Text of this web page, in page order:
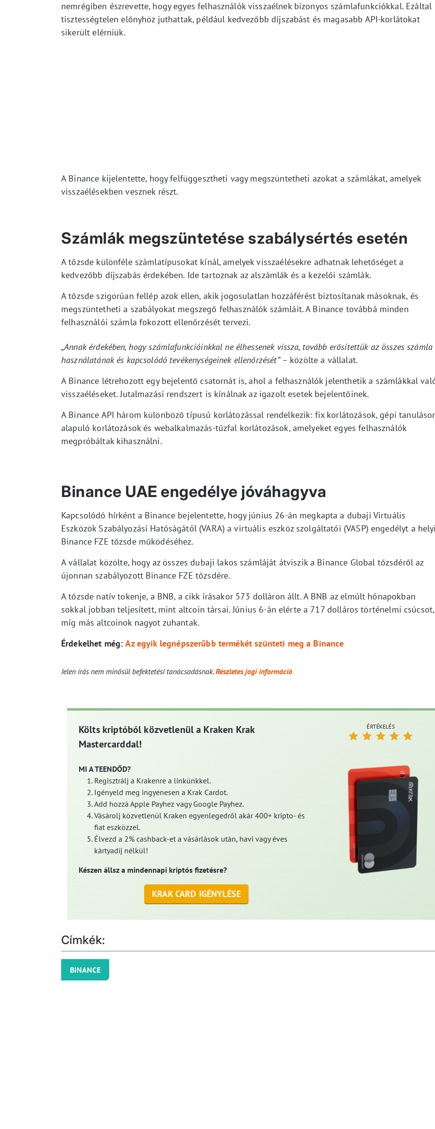
nemrégiben észrevette, hogy egyes felhasználók visszaélnek bizonyos számlafunkciókkal. Ezáltal
tisztességtelen előnyhöz juthattak, például kedvezőbb díjszabást és magasabb API-korlátokat
sikerült elérniük.
A Binance kijelentette, hogy felfüggesztheti vagy megszüntetheti azokat a számlákat, amelyek
visszaélésekben vesznek részt.
Számlák megszüntetése szabálysértés esetén
A tőzsde különféle számlatípusokat kínál, amelyek visszaélésekre adhatnak lehetőséget a
kedvezőbb díjszabás érdekében. Ide tartoznak az alszámlák és a kezelői számlák.
A tőzsde szigorúan fellép azok ellen, akik jogosulatlan hozzáférést biztosítanak másoknak, és
megszüntetheti a szabályokat megszegő felhasználók számláit. A Binance továbbá minden
felhasználói számla fokozott ellenőrzését tervezi.
„Annak érdekében, hogy számlafunkcióinkkal ne élhessenek vissza, tovább erősítettük az összes számla
használatának és kapcsolódó tevékenységeinek ellenőrzését”– közölte a vállalat.
A Binance létrehozott egy bejelentő csatornát is, ahol a felhasználók jelenthetik a számlákkal
visszaéléseket. Jutalmazási rendszert is kínálnak az igazolt esetek bejelentőinek.
A Binance API három különböző típusú korlátozással rendelkezik: fix korlátozások, gépi
alapuló korlátozások és webalkalmazás-tűzfal korlátozások, amelyeket egyes felhasználók
megpróbáltak kihasználni.
Binance UAE engedélye jóváhagyva
Kapcsolódó hírként a Binance bejelentette, hogy június 26-án megkapta a dubaji Virtuális
Eszközök Szabályozási Hatóságától (VARA) a virtuális eszköz szolgáltatói (VASP) engedélyt a
Binance FZE tőzsde működéséhez.
A vállalat közölte, hogy az összes dubaji lakos számláját átviszik a Binance Global tőzsdéről az
újonnan szabályozott Binance FZE tőzsdére.
A tőzsde natív tokenje, a BNB, a cikk írásakor 573 dolláron állt. A BNB az elmúlt hónapokban
sokkal jobban teljesített, mint altcoin társai. Június 6-án elérte a 717 dolláros történelmi csúcsot,
míg más altcoinok nagyot zuhantak.
Érdekelhet még: Az egyik legnépszerűbb termékét szünteti meg a Binance
Jelen írás nem minősül befektetési tanácsadásnak.Részletes jogi információ
Költs kriptóból közvetlenül a Kraken Krak
Mastercarddal!
MI A TEENDŐD?
Regisztrálj a Krakenre a linkünkkel.
Igényeld meg ingyenesen a Krak Cardot.
Add hozzá Apple Payhez vagy Google Payhez.
Vásárolj közvetlenül Kraken egyenlegedről akár 400+ kripto- és
fiat eszközzel.
Élvezd a 2% cashback-et a vásárlások után, havi vagy éves
kártyadíj nélkül!
Készen állsz a mindennapi kriptós fizetésre?
KRAK CARD IGÉNYLÉSE
ÉRTÉKELÉS
Címkék:
BINANCE